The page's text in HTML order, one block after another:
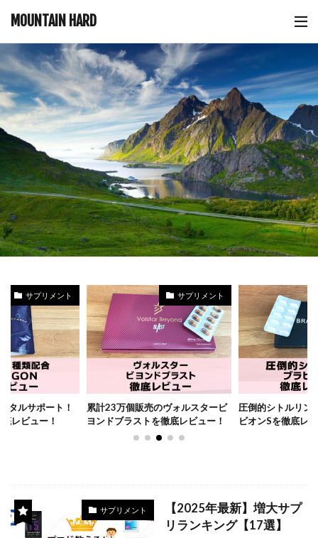
MOUNTAIN HARD
サプリメント
タルサポート！
レビュー！
サプリメント
累計23万個販売のヴォルスタービ
ヨンドブラストを徹底レビュー！
圧倒的シトルリン
ビオンSを徹底レ
サプリメント
【2025年最新】増大サプ
リランキング【17選】